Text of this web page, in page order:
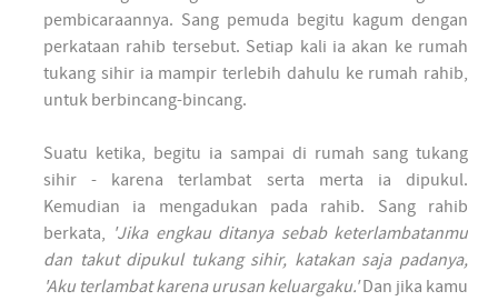
pembicaraannya. Sang pemuda begitu kagum dengan
perkataan rahib tersebut. Setiap kali ia akan ke rumah
tukang sihir ia mampir terlebih dahulu ke rumah rahib,
untuk berbincang-bincang.
Suatu ketika, begitu ia sampai di rumah sang tukang
sihir - karena terlambat serta merta ia dipukul.
Kemudian ia mengadukan pada rahib. Sang rahib
berkata, 'Jika engkau ditanya sebab keterlambatanmu
dan takut dipukul tukang sihir, katakan saja padanya,
'Aku terlambat karena urusan keluargaku.'Dan jika kamu